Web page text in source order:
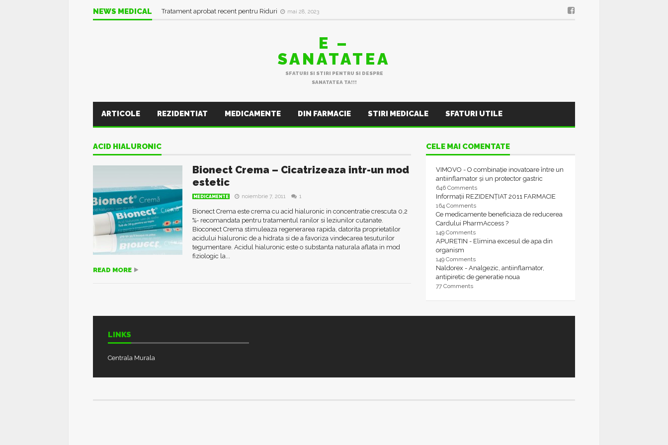
NEWS MEDICAL Tratament aprobat recent pentru Riduri mai 28, 2023
E –
SANATATEA
SFATURI SI STIRI PENTRU SI DESPRE
SANATATEA TA!!!
ARTICOLE REZIDENTIAT MEDICAMENTE DIN FARMACIE STIRI MEDICALE SFATURI UTILE
ACID HIALURONIC
Bionect Crema – Cicatrizeaza intr-un mod
estetic
MEDICAMENTE noiembrie 7, 2011 1
Bionect Crema este crema cu acid hialuronic in concentratie crescuta 0,2
%- recomandata pentru tratamentul ranilor si leziunilor cutanate.
Bioconect Crema stimuleaza regenerarea rapida, datorita proprietatilor
acidului hialuronic de a hidrata si de a favoriza vindecarea tesuturilor
tegumentare. Acidul hialuronic este o substanta naturala aflata in mod
fiziologic la...
READ MORE
CELE MAI COMENTATE
VIMOVO - O combinație inovatoare între un
antiinflamator și un protector gastric
646 Comments
Informații REZIDENȚIAT 2011 FARMACIE
164 Comments
Ce medicamente beneficiaza de reducerea
Cardului PharmAccess ?
149 Comments
APURETIN - Elimina excesul de apa din
organism
149 Comments
Naldorex - Analgezic, antiinflamator,
antipiretic de generatie noua
77 Comments
LINKS
Centrala Murala